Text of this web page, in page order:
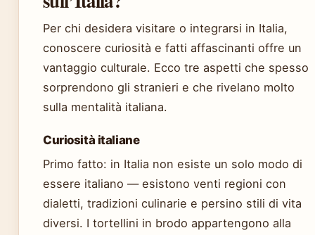
Per chi desidera visitare o integrarsi in Italia,
conoscere curiosità e fatti affascinanti offre un
vantaggio culturale. Ecco tre aspetti che spesso
sorprendono gli stranieri e che rivelano molto
sulla mentalità italiana.
Curiosità italiane
Primo fatto: in Italia non esiste un solo modo di
essere italiano — esistono venti regioni con
dialetti, tradizioni culinarie e persino stili di vita
diversi. I tortellini in brodo appartengono alla